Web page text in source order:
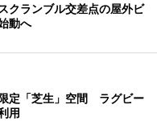
クランブル交差点の屋外ビ
動へ
定「芝生」空間 ラグビー
用